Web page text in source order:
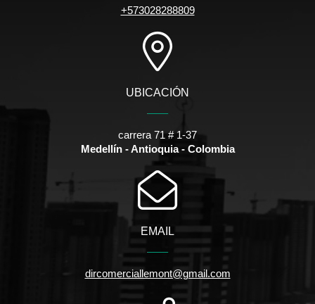
+573028288809
UBICACIÓN
carrera 71 # 1-37
Medellín - Antioquia - Colombia
EMAIL
dircomerciallemont@gmail.com